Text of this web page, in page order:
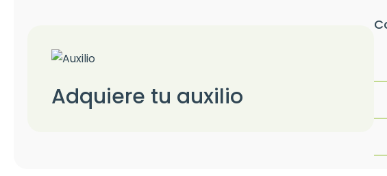
Adquiere tu auxilio